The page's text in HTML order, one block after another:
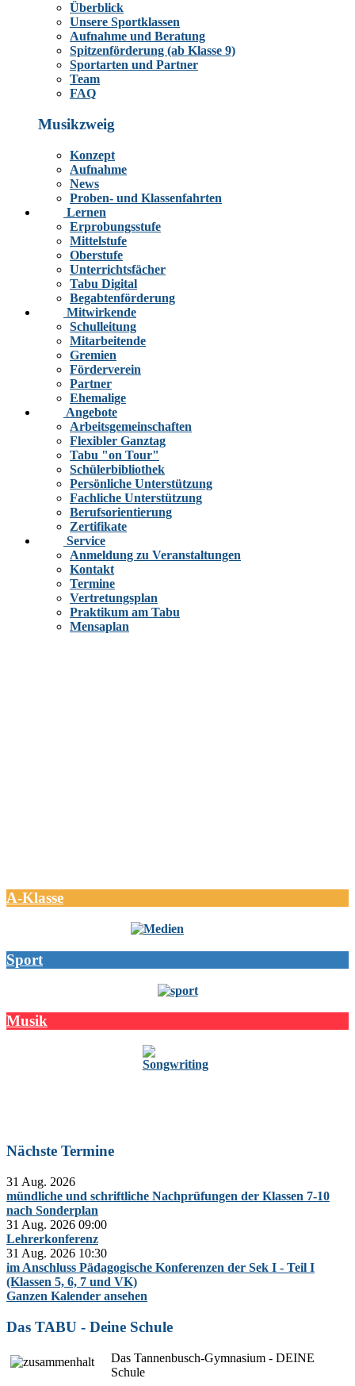
Überblick
Unsere Sportklassen
Aufnahme und Beratung
Spitzenförderung (ab Klasse 9)
Sportarten und Partner
Team
FAQ
Musikzweig
Konzept
Aufnahme
News
Proben- und Klassenfahrten
Lernen
Erprobungsstufe
Mittelstufe
Oberstufe
Unterrichtsfächer
Tabu Digital
Begabtenförderung
Mitwirkende
Schulleitung
Mitarbeitende
Gremien
Förderverein
Partner
Ehemalige
Angebote
Arbeitsgemeinschaften
Flexibler Ganztag
Tabu "on Tour"
Schülerbibliothek
Persönliche Unterstützung
Fachliche Unterstützung
Berufsorientierung
Zertifikate
Service
Anmeldung zu Veranstaltungen
Kontakt
Termine
Vertretungsplan
Praktikum am Tabu
Mensaplan
A-Klasse
Sport
Musik
Nächste Termine
31 Aug. 2026
mündliche und schriftliche Nachprüfungen der Klassen 7-10
nach Sonderplan
31 Aug. 2026 09:00
Lehrerkonferenz
31 Aug. 2026 10:30
im Anschluss Pädagogische Konferenzen der Sek I - Teil I
(Klassen 5, 6, 7 und VK)
Ganzen Kalender ansehen
Das TABU - Deine Schule
Das Tannenbusch-Gymnasium - DEINE
Schule